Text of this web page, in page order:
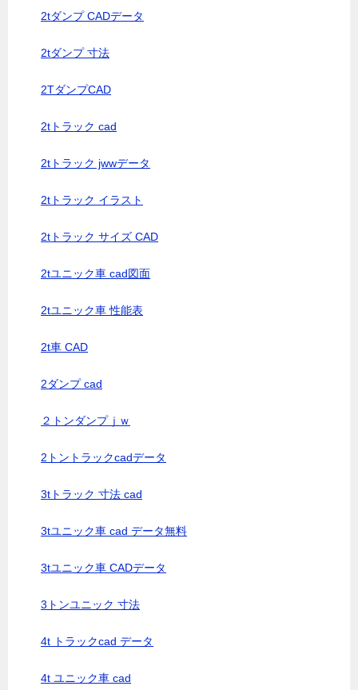
2tダンプ CADデータ
2tダンプ 寸法
2TダンプCAD
2tトラック cad
2tトラック jwwデータ
2tトラック イラスト
2tトラック サイズ CAD
2tユニック車 cad図面
2tユニック車 性能表
2t車 CAD
2ダンプ cad
２トンダンプｊｗ
2トントラックcadデータ
3tトラック 寸法 cad
3tユニック車 cad データ無料
3tユニック車 CADデータ
3トンユニック 寸法
4t トラックcad データ
4t ユニック車 cad